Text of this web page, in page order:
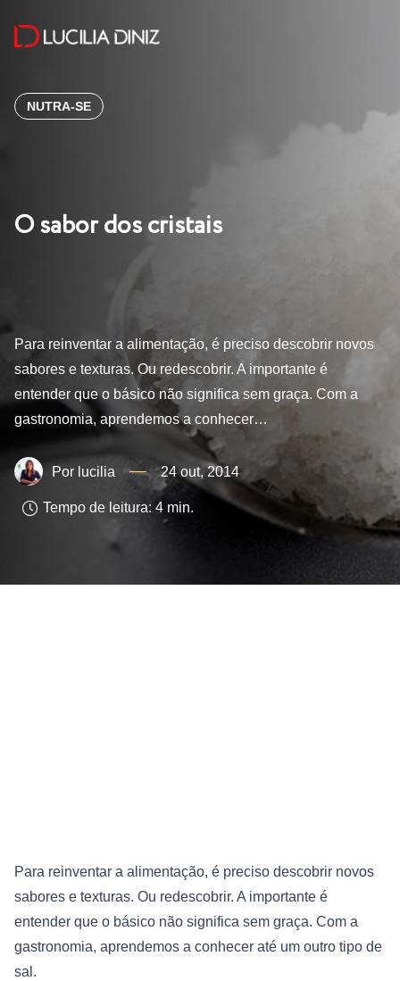
NUTRA-SE
O sabor dos cristais
Para reinventar a alimentação, é preciso descobrir novos
sabores e texturas. Ou redescobrir. A importante é
entender que o básico não significa sem graça. Com a
gastronomia, aprendemos a conhecer…
lucilia 24 out, 2014
Tempo de leitura: 4 min.
Para reinventar a alimentação, é preciso descobrir novos
sabores e texturas. Ou redescobrir. A importante é
entender que o básico não significa sem graça. Com a
gastronomia, aprendemos a conhecer até um outro tipo de
sal.